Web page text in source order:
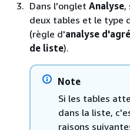
Dans l'onglet Analyse,
deux tables et le type
(règle d'analyse
de liste).
Note
Si les tables
dans la liste,
raisons